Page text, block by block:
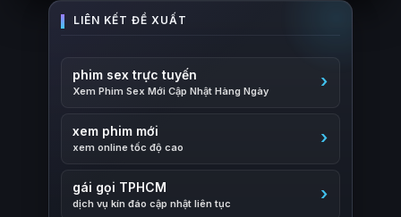
phim sex trực tuyến
Xem Phim Sex Mới Cập Nhật Hàng Ngày
xem phim mới
xem online tốc độ cao
gái gọi TPHCM
dịch vụ kín đáo cập nhật liên tục